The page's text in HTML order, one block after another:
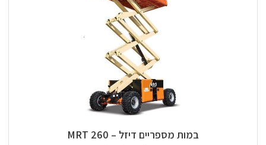
במות מספריים דיזל – 260 MRT